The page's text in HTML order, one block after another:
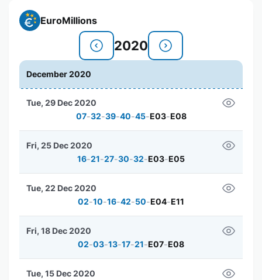
EuroMillions
2020
December 2020
07-32-39-40-45-E03-E08
Tue, 29 Dec 2020
16-21-27-30-32-E03-E05
Fri, 25 Dec 2020
02-10-16-42-50-E04-E11
Tue, 22 Dec 2020
02-03-13-17-21-E07-E08
Fri, 18 Dec 2020
Tue, 15 Dec 2020